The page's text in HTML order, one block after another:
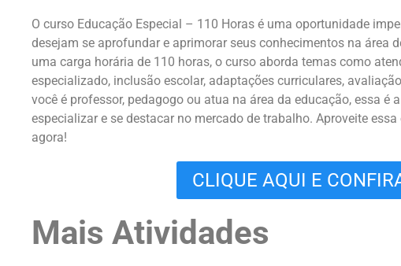
O curso Educação Especial – 110 Horas é uma oportunidade
desejam se aprofundar e aprimorar seus conhecimentos na área
uma carga horária de 110 horas, o curso aborda temas como
especializado, inclusão escolar, adaptações curriculares,
você é professor, pedagogo ou atua na área da educação, essa é
especializar e se destacar no mercado de trabalho. Aproveite
agora!
CLIQUE AQUI E
Mais Atividades